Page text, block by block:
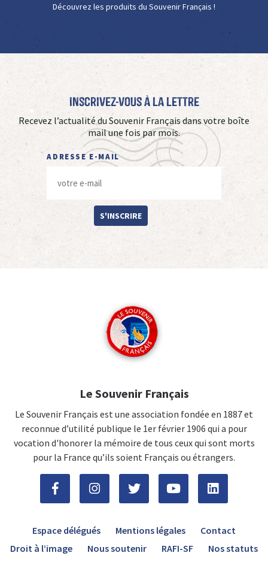
Découvrez les produits du Souvenir Français !
Inscrivez-vous à La Lettre
Recevez l’actualité du Souvenir Français dans votre boîte
mail une fois par mois.
ADRESSE E-MAIL
S'INSCRIRE
Le Souvenir Français
Le Souvenir Français est une association fondée en 1887 et
reconnue d’utilité publique le 1er février 1906 qui a pour
vocation d'honorer la mémoire de tous ceux qui sont morts
pour la France qu’ils soient Français ou étrangers.
Espace délégués Mentions légales
Contact
Droit à l’image
Nous soutenir RAFI-SF Nos statuts